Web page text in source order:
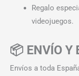
Regalo
videojuegos.
📦 ENVÍO Y
Envíos a toda